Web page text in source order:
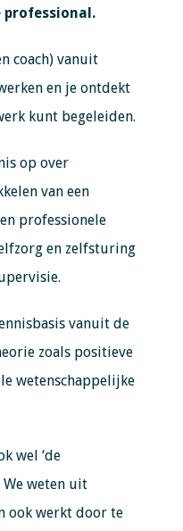
professional.
coach) vanuit
en je ontdekt
kunt begeleiden.
op over
van een
professionele
en zelfsturing
vanuit de
zoals positieve
wetenschappelijke
wel ‘de
We weten uit
ook werkt door te